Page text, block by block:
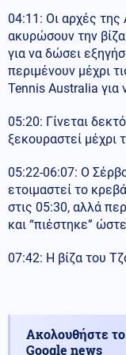
04:11: Οι αρχές της
ακυρώσουν την
για να δώσει
περιμένουν μέχρι
Tennis Australia για
05:20: Γίνεται
ξεκουραστεί μέχρι
05:22-06:07: Ο
ετοιμαστεί το
στις 05:30, αλλά
και “πιέστηκε”
07:42: Η βίζα του
Ακολουθήστε
Google news